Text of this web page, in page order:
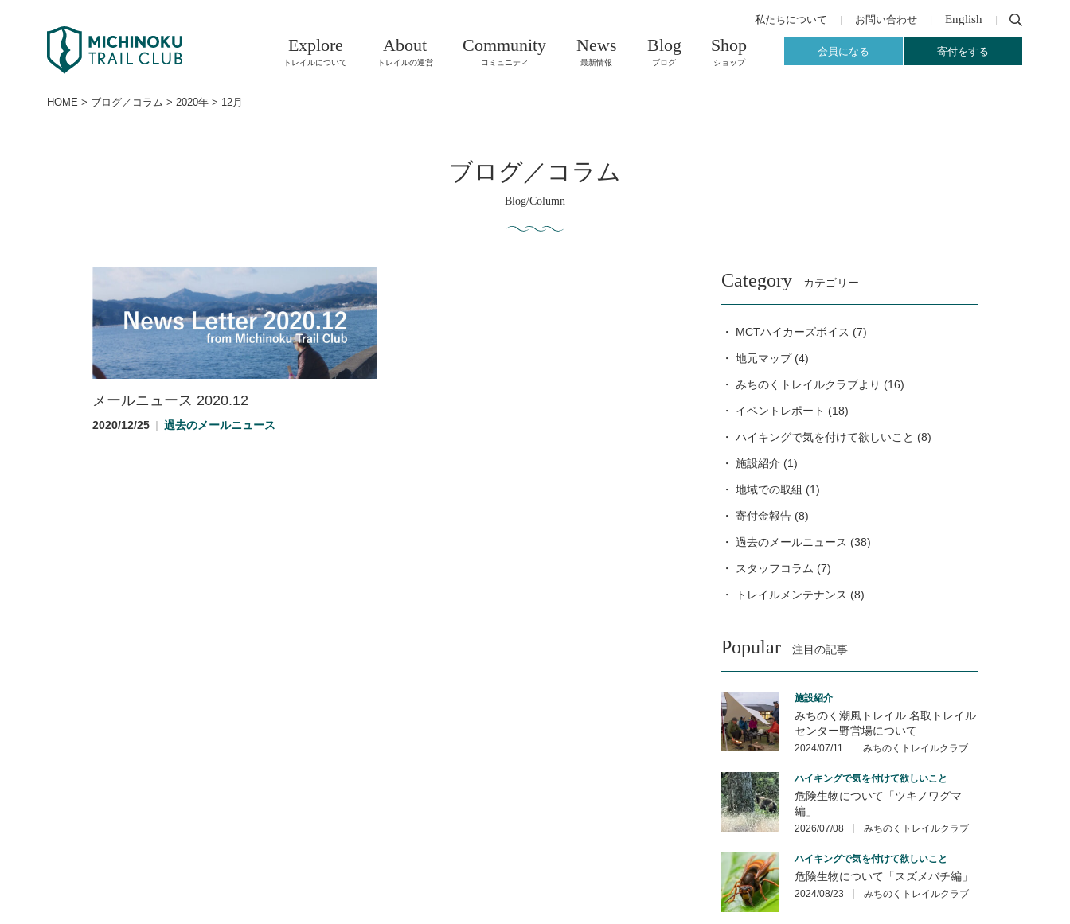
Explore
トレイルについて
About
トレイルの運営
Community
コミュニティ
News
最新情報
Blog
ブログ
Shop
ショップ
私たちについて お問い合わせ English
会員になる 寄付をする
HOME > ブログ／コラム > 2020年> 12月
ブログ／コラム
Blog/Column
メールニュース 2020.12
2020/12/25 過去のメールニュース
Category カテゴリー
MCTハイカーズボイス (7)
地元マップ(4)
みちのくトレイルクラブより (16)
イベントレポート (18)
ハイキングで気を付けて欲しいこと (8)
施設紹介 (1)
地域での取組 (1)
寄付金報告(8)
過去のメールニュース (38)
スタッフコラム (7)
トレイルメンテナンス (8)
Popular 注目の記事
施設紹介
みちのく潮風トレイル 名取トレイル
センター野営場について
2024/07/11 みちのくトレイルクラブ
ハイキングで気を付けて欲しいこと
危険生物について「ツキノワグマ
編」
2026/07/08 みちのくトレイルクラブ
ハイキングで気を付けて欲しいこと
危険生物について「スズメバチ編」
2024/08/23 みちのくトレイルクラブ